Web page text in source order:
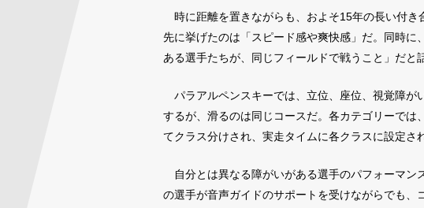
時に距離を置きながらも、およそ15年の長い付き
先に挙げたのは「スピード感や爽快感」だ。同時
ある選手たちが、同じフィールドで戦うこと」だと
パラアルペンスキーでは、立位、座位、視覚障が
するが、滑るのは同じコースだ。各カテゴリーで
てクラス分けされ、実走タイムに各クラスに設定さ
自分とは異なる障がいがある選手のパフォーマン
の選手が音声ガイドのサポートを受けながらでも、